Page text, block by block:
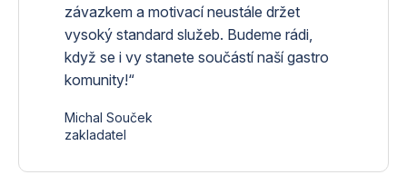
závazkem a motivací neustále držet
vysoký standard služeb. Budeme rádi,
když se i vy stanete součástí naší gastro
komunity!“
Michal Souček
zakladatel